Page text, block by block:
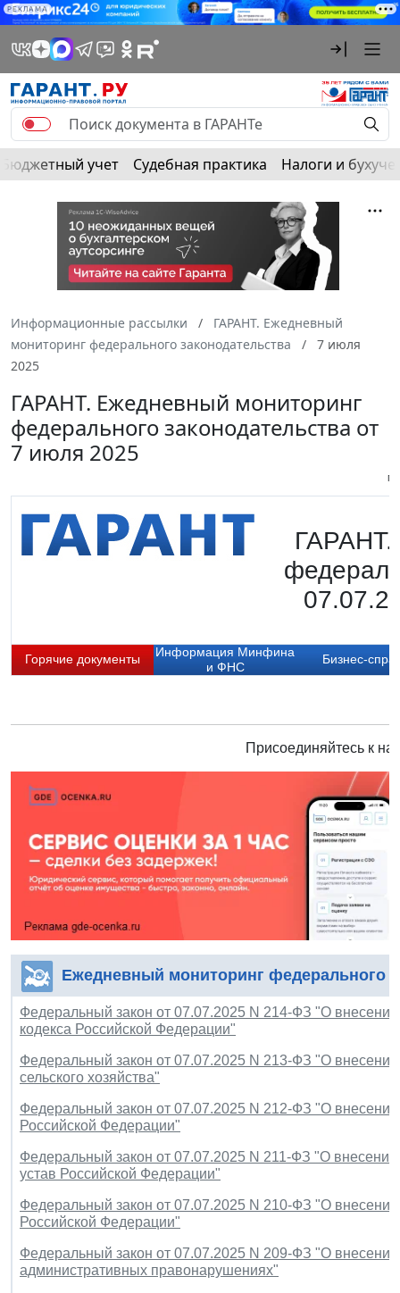
РЕКЛАМА
Бюджетный учет Судебная практика Налоги и
Информационные рассылки
ГАРАНТ. Ежедневный
мониторинг федерального законодательства
7 июля
2025
ГАРАНТ. Ежедневный мониторинг
федерального законодательства от
7 июля 2025
ГАРАНТ.
Горячие документы
Информация Минфина
и ФНС
Бизнес-
Присоединяйтесь к
Ежедневный мониторинг федерального
Федеральный закон от 07.07.2025 N 214-ФЗ "О внесении
кодекса Российской Федерации"
Федеральный закон от 07.07.2025 N 213-ФЗ "О
сельского хозяйства"
Федеральный закон от 07.07.2025 N 212-ФЗ "О
Российской Федерации"
Федеральный закон от 07.07.2025 N 211-ФЗ "О
устав Российской Федерации"
Федеральный закон от 07.07.2025 N 210-ФЗ "О
Российской Федерации"
Федеральный закон от 07.07.2025 N 209-ФЗ "О
административных правонарушениях"